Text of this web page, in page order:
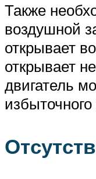
Также
воздушной
открывает
открывает
двигатель